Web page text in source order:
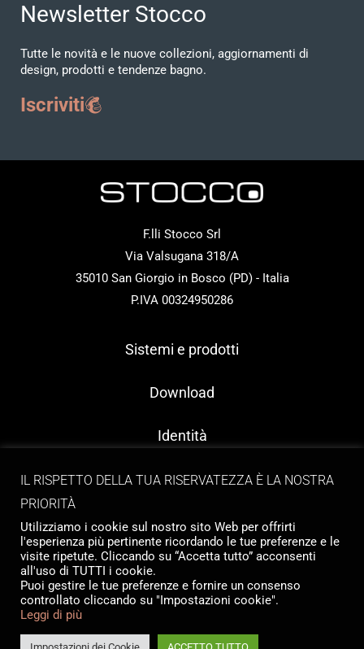
Newsletter Stocco
Tutte le novità e le nuove collezioni, aggiornamenti di
design, prodotti e tendenze bagno.
Iscriviti
F.lli Stocco Srl
Via Valsugana 318/A
35010 San Giorgio in Bosco (PD) - Italia
P.IVA 00324950286
Sistemi e prodotti
Download
Identità
Contatti
Copyright © 2026 Tailormade Stocco
Website byBabel Studio
IL RISPETTO DELLA TUA RISERVATEZZA È LA NOSTRA
PRIORITÀ
Utilizziamo i cookie sul nostro sito Web per offrirti
l'esperienza più pertinente ricordando le tue preferenze e le
visite ripetute. Cliccando su “Accetta tutto” acconsenti
all'uso di TUTTI i cookie.
Puoi gestire le tue preferenze e fornire un consenso
controllato cliccando su "Impostazioni cookie".
Leggi di più